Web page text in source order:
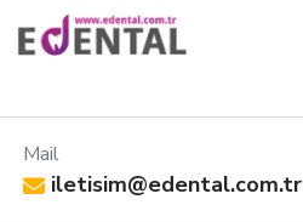
Mail
iletisim@edental.com.tr